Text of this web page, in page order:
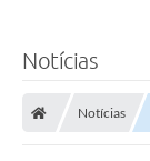
Notícias
Notícias